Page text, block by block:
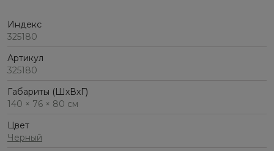
Индекс
325180
Артикул
325180
Габариты (ШхВхГ)
140 × 76 × 80 см
Цвет
Черный